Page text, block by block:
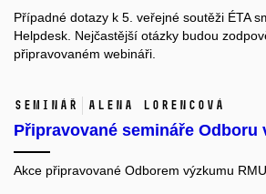
Případné dotazy k 5. veřejné soutěži ÉTA
Helpdesk. Nejčastější otázky budou
připravovaném webináři.
Seminář Alena Lorencová
Připravované semináře Odboru
Akce připravované Odborem výzkumu RMU